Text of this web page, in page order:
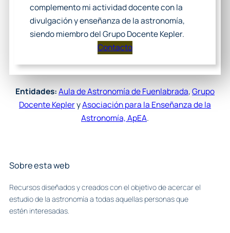
complemento mi actividad docente con la
divulgación y enseñanza de la astronomía,
siendo miembro del Grupo Docente Kepler.
Contacto
Entidades:Aula de Astronomía de Fuenlabrada,Grupo
Docente KepleryAsociación para la Enseñanza de la
Astronomía, ApEA.
Sobre esta web
Recursos diseñados y creados con el objetivo de acercar el
estudio de la astronomía a todas aquellas personas que
estén interesadas.